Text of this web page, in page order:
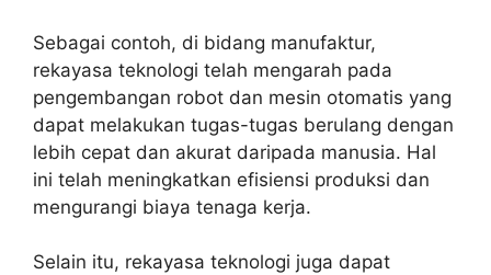
Sebagai contoh, di bidang manufaktur,
rekayasa teknologi telah mengarah pada
pengembangan robot dan mesin otomatis yang
dapat melakukan tugas-tugas berulang dengan
lebih cepat dan akurat daripada manusia. Hal
ini telah meningkatkan efisiensi produksi dan
mengurangi biaya tenaga kerja.
Selain itu, rekayasa teknologi juga dapat